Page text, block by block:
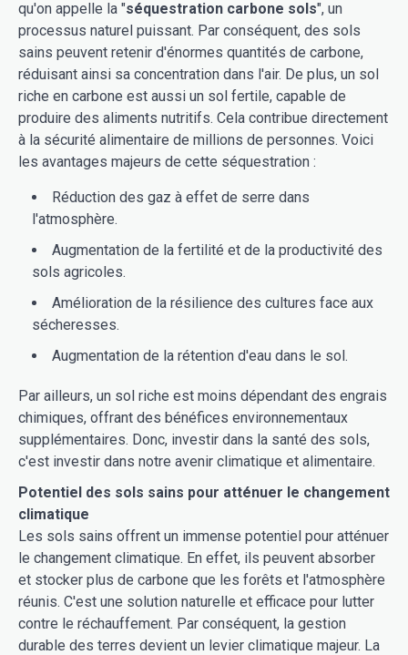
qu'on appelle la "séquestration carbone sols", un
processus naturel puissant. Par conséquent, des sols
sains peuvent retenir d'énormes quantités de carbone,
réduisant ainsi sa concentration dans l'air. De plus, un sol
riche en carbone est aussi un sol fertile, capable de
produire des aliments nutritifs. Cela contribue directement
à la sécurité alimentaire de millions de personnes. Voici
les avantages majeurs de cette séquestration :
Réduction des gaz à effet de serre dans
l'atmosphère.
Augmentation de la fertilité et de la productivité des
sols agricoles.
Amélioration de la résilience des cultures face aux
sécheresses.
Augmentation de la rétention d'eau dans le sol.
Par ailleurs, un sol riche est moins dépendant des engrais
chimiques, offrant des bénéfices environnementaux
supplémentaires. Donc, investir dans la santé des sols,
c'est investir dans notre avenir climatique et alimentaire.
Potentiel des sols sains pour atténuer le changement
climatique
Les sols sains offrent un immense potentiel pour atténuer
le changement climatique. En effet, ils peuvent absorber
et stocker plus de carbone que les forêts et l'atmosphère
réunis. C'est une solution naturelle et efficace pour lutter
contre le réchauffement. Par conséquent, la gestion
durable des terres devient un levier climatique majeur. La